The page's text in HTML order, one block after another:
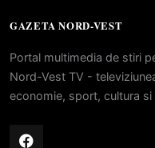
GAZETA NORD-VEST
Portal multimedia de stiri
Nord-Vest TV -
economie, sport, cultura si